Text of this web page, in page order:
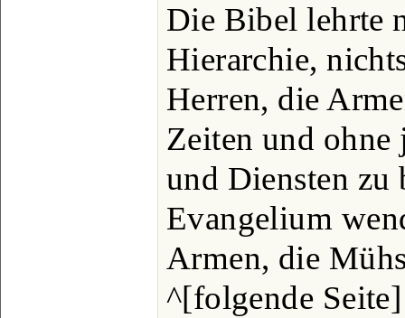
Die Bibel lehrte
Hierarchie,
Herren, die
Zeiten und ohne
und Diensten zu
Evangelium
Armen, die
^[folgende Seite]